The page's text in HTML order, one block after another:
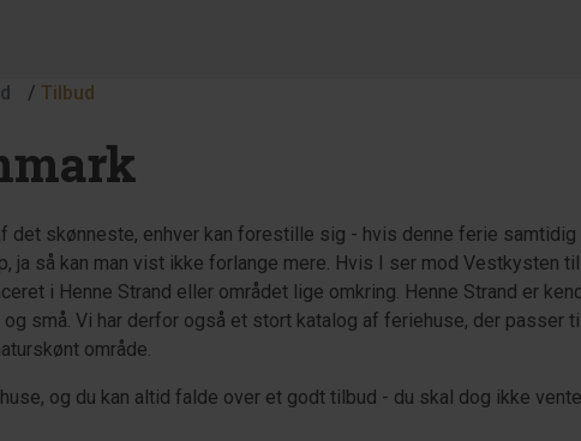
/ Tilbud
det skønneste, enhver kan forestille sig - hvis denne ferie
ja så kan man vist ikke forlange mere. Hvis I ser mod Vestkysten
i Henne Strand eller området lige omkring. Henne Strand er
små. Vi har derfor også et stort katalog af feriehuse, der passer
område.
og du kan altid falde over et godt tilbud - du skal dog ikke